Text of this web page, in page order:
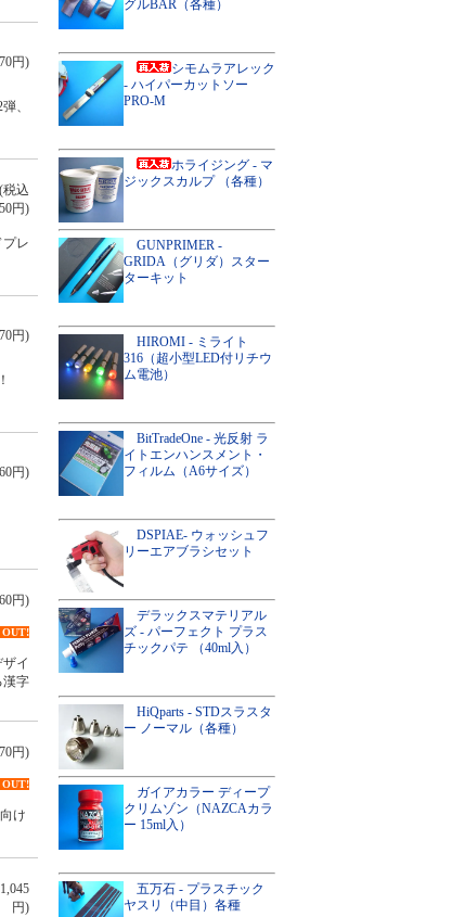
円)
、
税込
円)
レ
円)
円)
円)
OUT!
イ
漢字
円)
OUT!
け
円)
グルBAR（各種）
シモムラアレック
- ハイパーカットソー
PRO-M
ホライジング - マ
ジックスカルプ （各種）
GUNPRIMER -
GRIDA（グリダ）スター
ターキット
HIROMI - ミライト
316（超小型LED付リチウ
ム電池）
BitTradeOne - 光反射 ラ
イトエンハンスメント・
フィルム（A6サイズ）
DSPIAE- ウォッシュフ
リーエアブラシセット
デラックスマテリアル
ズ - パーフェクト プラス
チックパテ （40ml入）
HiQparts - STDスラスタ
ー ノーマル（各種）
ガイアカラー ディープ
クリムゾン（NAZCAカラ
ー 15ml入）
五万石 - プラスチック
ヤスリ（中目）各種